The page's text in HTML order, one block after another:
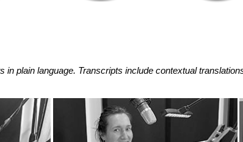
plain language. Transcripts include contextual